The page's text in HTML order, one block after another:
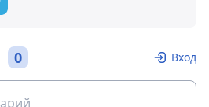
0 Вход